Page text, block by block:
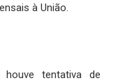
à União.
tentativa de